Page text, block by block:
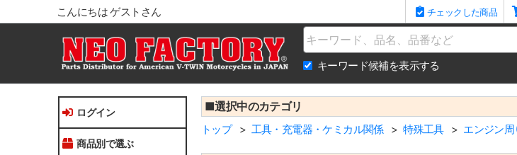
こんにちは ゲストさん チェックした商品
Name
キーワード候補を表示する
ログイン
商品別で選ぶ
■選択中のカテゴリ
トップ 工具・充電器・ケミカル関係 特殊工具 エンジン周